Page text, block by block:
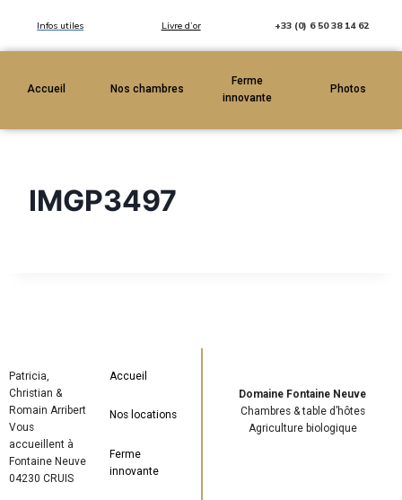
Infos utiles Livre d’or +33 (0) 6 50 38 14 62
Accueil Nos chambres
Ferme
innovante
Photos
IMGP3497
Patricia,
Christian &
Romain Arribert
Vous
accueillent à
Fontaine Neuve
04230 CRUIS
Accueil
Nos locations
Ferme
innovante
Domaine Fontaine Neuve
Chambres & table d’hôtes
Agriculture biologique